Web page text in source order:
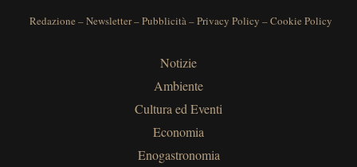
Redazione –Newsletter–Pubblicità–Privacy Policy –Cookie Policy
Notizie
Ambiente
Cultura ed Eventi
Economia
Enogastronomia